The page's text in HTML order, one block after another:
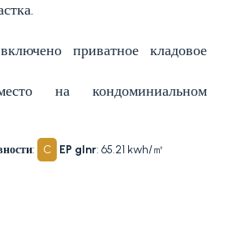
приватное кладовое
на кондоминиальном
: C EP glnr: 65.21 kwh/㎡